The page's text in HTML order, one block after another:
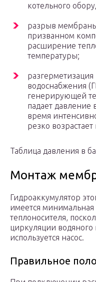
котельного
разрыв
призванном
расширение
температуры;
разгерметизация
водоснабжения
генерирующей
падает давление
время
резко
Таблица давления в
Монтаж
Гидроаккумулятор
имеется минимальная
теплоносителя,
циркуляции водяного
используется насос.
Правильное